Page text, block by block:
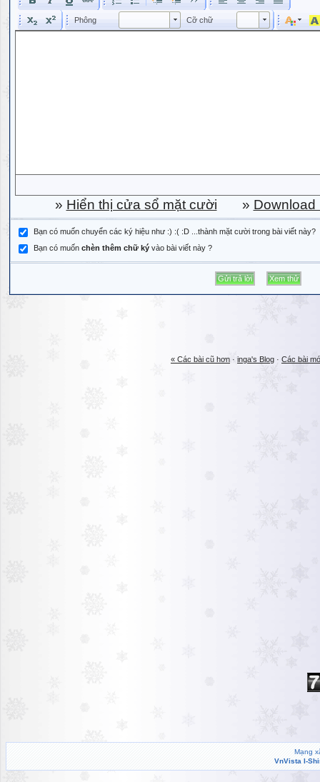
Phông Phông Cỡ chữ Kích cỡ phông
» Hiển thị cửa sổ mặt cười » Download
Bạn có muốn chuyển các ký hiệu như :) :( :D ...thành mặt cười trong bài viết này?
Bạn có muốn chèn thêm chữ ký vào bài viết này ?
« Các bài cũ hơn · inga's Blog · Các bài
Mạng
VnVista I-